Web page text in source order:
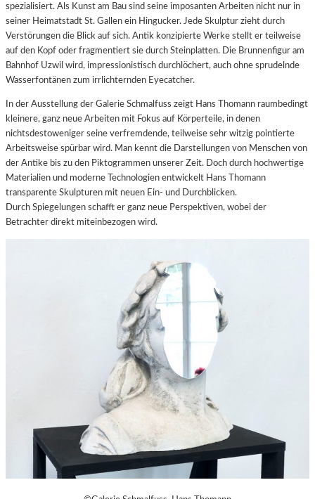
spezialisiert. Als Kunst am Bau sind seine imposanten Arbeiten nicht nur in
seiner Heimatstadt St. Gallen ein Hingucker. Jede Skulptur zieht durch
Verstörungen die Blick auf sich. Antik konzipierte Werke stellt er teilweise
auf den Kopf oder fragmentiert sie durch Steinplatten. Die Brunnenfigur am
Bahnhof Uzwil wird, impressionistisch durchlöchert, auch ohne sprudelnde
Wasserfontänen zum irrlichternden Eyecatcher.
In der Ausstellung der Galerie Schmalfuss zeigt Hans Thomann raumbedingt
kleinere, ganz neue Arbeiten mit Fokus auf Körperteile, in denen
nichtsdestoweniger seine verfremdende, teilweise sehr witzig pointierte
Arbeitsweise spürbar wird. Man kennt die Darstellungen von Menschen von
der Antike bis zu den Piktogrammen unserer Zeit. Doch durch hochwertige
Materialien und moderne Technologien entwickelt Hans Thomann
transparente Skulpturen mit neuen Ein- und Durchblicken.
Durch Spiegelungen schafft er ganz neue Perspektiven, wobei der
Betrachter direkt miteinbezogen wird.